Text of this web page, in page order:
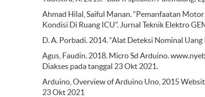
Ahmad Hilal, Saiful Manan. “Pemanfaatan
Kondisi Di Ruang ICU”. Jurnal Teknik Elektro
D. A. Porbadi. 2014. “Alat Deteksi Nominal
Agus, Faudin. 2018. Micro Sd Arduino.
Diakses pada tanggal 23 Okt 2021.
Arduino, Overview of Arduino Uno, 2015
23 Okt 2021